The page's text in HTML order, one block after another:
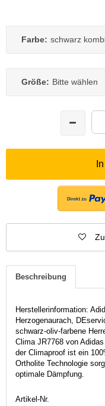
Farbe: schwarz
Größe: Bitte wählen
Beschreibung
Herstellerinformation:
Herzogenaurach,
schwarz-oliv-farbene
Clima JR7768 von
der Climaproof ist ein
Ortholite Technologie
optimale Dämpfung.
Artikel-Nr.